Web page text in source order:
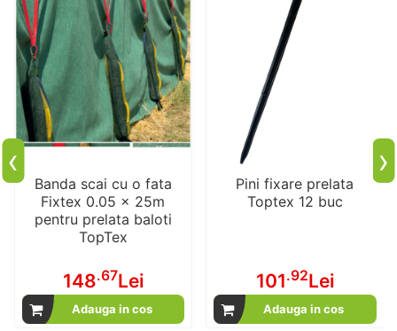
Banda scai cu o fata
Fixtex 0.05 x 25m
pentru prelata baloti
TopTex
148.67Lei
Adauga in cos
Pini fixare prelata
Toptex 12 buc
101.92Lei
Adauga in cos
‹ ›